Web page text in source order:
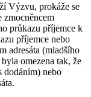
Výzvu, prokáže se
zmocněncem
průkazu příjemce k
příjemce nebo
adresáta (mladšího
omezena tak, že
dodáním) nebo